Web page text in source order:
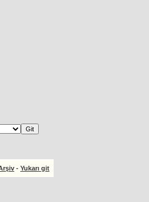
- Yukarı git